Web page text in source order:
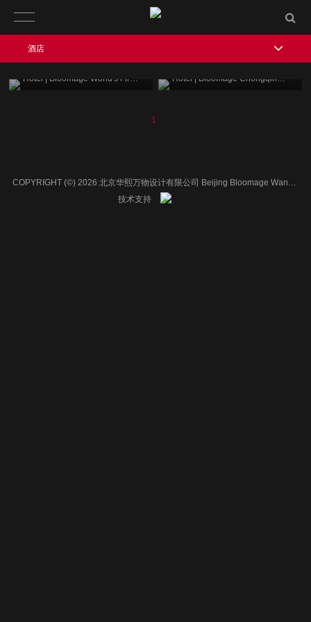
酒店 | 华熙全球首家玻尿酸艺术酒店
Hotel | Bloomage World's First Hyaluronic Acid Art Hotel
酒店 | 华熙重庆艺术精品酒店
Hotel | Bloomage Chongqing Art Boutique Hotel
1
技术支持
酒店